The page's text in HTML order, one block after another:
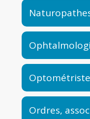
Ordres,